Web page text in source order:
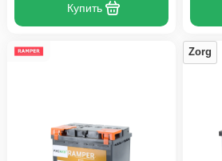
Купить
Zorg